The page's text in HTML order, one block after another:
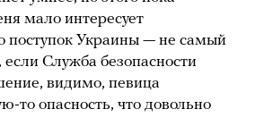
мало интересует
поступок Украины — не самый
Служба безопасности
видимо, певица
то опасность, что довольно